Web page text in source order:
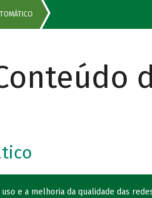
e a melhoria da qualidade das